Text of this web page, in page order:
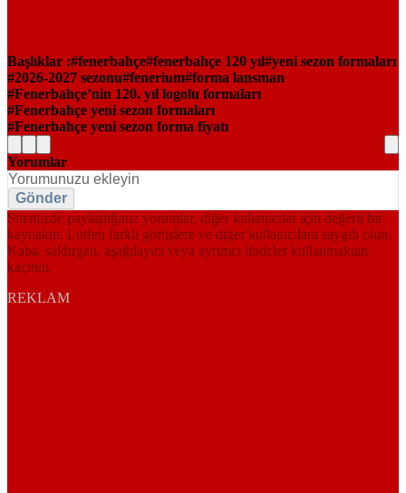
Başlıklar : fenerbahçe fenerbahçe 120 yıl yeni sezon formaları
2026-2027 sezonu fenerium forma lansman
Fenerbahçe’nin 120. yıl logolu formaları
Fenerbahçe yeni sezon formaları
Fenerbahçe yeni sezon forma fiyatı
Yorumlar
Gönder
Sitemizde paylaştığınız yorumlar, diğer kullanıcılar için değerli bir
kaynaktır. Lütfen farklı görüşlere ve diğer kullanıcılara saygılı olun.
Kaba, saldırgan, aşağılayıcı veya ayrımcı ifadeler kullanmaktan
kaçının.
REKLAM